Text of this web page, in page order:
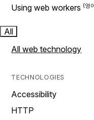
Using web workers
All
All web technology
TECHNOLOGIES
Accessibility
HTTP